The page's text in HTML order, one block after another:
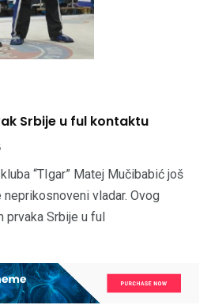
Srbije u ful kontaktu
“TIgar” Matej Mučibabić još
vladar. Ovog
prvaka Srbije u ful